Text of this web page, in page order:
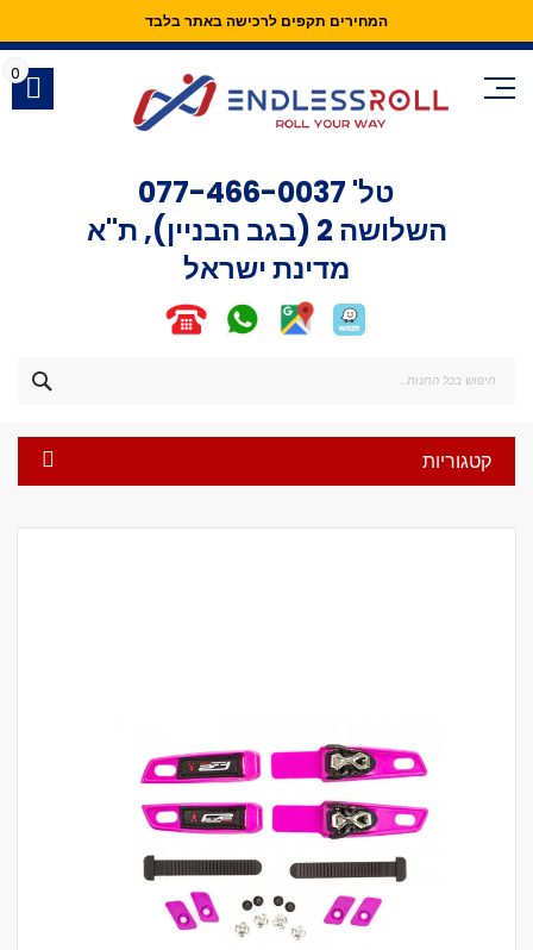
המחירים תקפים לרכישה באתר בלבד
Skip
Content
טל' 077-466-0037
השלושה 2 (בגב הבניין), ת"א
מדינת ישראל
0
קטגוריות